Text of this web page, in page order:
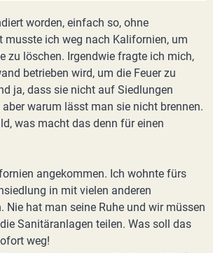
worden, einfach so, ohne
musste ich weg nach Kalifornien, um
zu löschen. Irgendwie fragte ich mich,
betrieben wird, um die Feuer zu
ja, dass sie nicht auf Siedlungen
warum lässt man sie nicht brennen.
was macht das denn für einen
angekommen. Ich wohnte fürs
in mit vielen anderen
Nie hat man seine Ruhe und wir müssen
Sanitäranlagen teilen. Was soll das
weg!